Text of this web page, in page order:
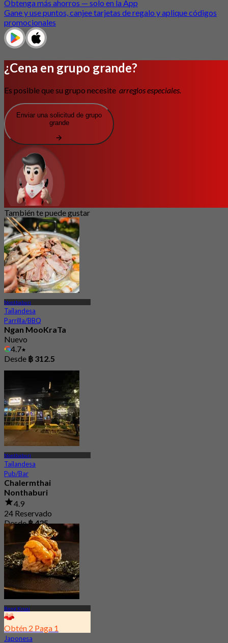
Obtenga más ahorros — solo en la App
Gane y use puntos, canjee tarjetas de regalo y aplique códigos
promocionales
¿Cena en grupo grande?
Es posible que su grupo necesite arreglos especiales.
Enviar una solicitud de grupo
grande
También te puede gustar
Nonthaburi
Tailandesa
Parrilla/BBQ
Ngan MooKraTa
Nuevo
4.7
Desde ฿ 312.5
Nonthaburi
Tailandesa
Pub/Bar
Chalermthai
Nonthaburi
4.9
24 Reservado
Desde฿ 425
Bang Kruai
Obtén 2 Paga 1
Japonesa